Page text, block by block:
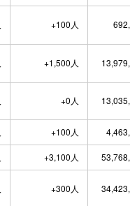
+100人
+1,500人
+0人
+100人
+3,100人
+300人